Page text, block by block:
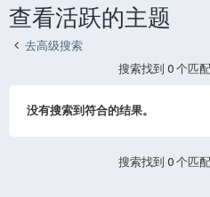
查看活跃的主题
去高级搜索
搜索找到 0 个匹配
没有搜索到符合的结果。
搜索找到 0 个匹配